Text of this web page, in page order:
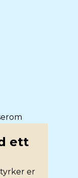
ett
er